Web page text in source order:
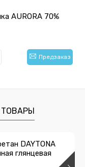
AURORA 70%
Предзаказ
DAYTONA
глянцевая